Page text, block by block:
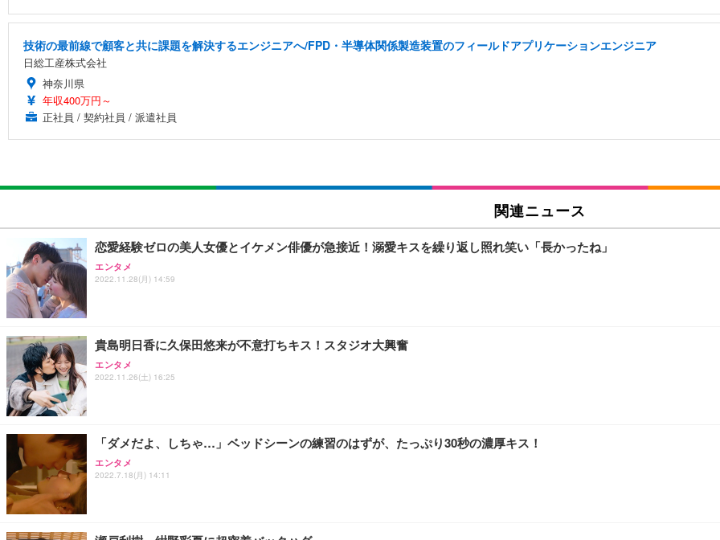
技術の最前線で顧客と共に課題を解決するエンジニアへ/FPD・半導体関係製造装置のフィールドアプリケーションエンジニア
日総工産株式会社
神奈川県
年収400万円～
正社員 / 契約社員 / 派遣社員
関連ニュース
恋愛経験ゼロの美人女優とイケメン俳優が急接近！溺愛キスを繰り返し照れ笑い「長かったね」
エンタメ
2022.11.28(月) 14:59
貴島明日香に久保田悠来が不意打ちキス！スタジオ大興奮
エンタメ
2022.11.26(土) 16:25
「ダメだよ、しちゃ…」ベッドシーンの練習のはずが、たっぷり30秒の濃厚キス！
エンタメ
2022.7.18(月) 14:11